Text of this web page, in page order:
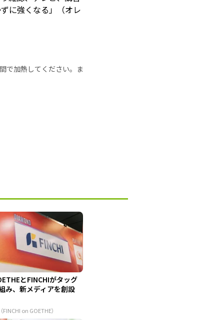
に強くなる」（オレ
で加熱してください。ま
とFINCHIがタッグ
み、新メディアを創設
FINCHI on GOETHE）